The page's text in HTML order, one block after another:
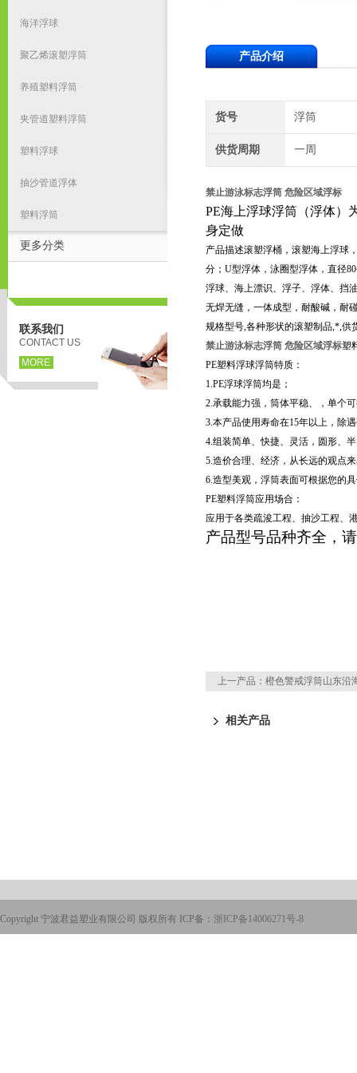
海洋浮球
聚乙烯滚塑浮筒
养殖塑料浮筒
夹管道塑料浮筒
塑料浮球
抽沙管道浮体
塑料浮筒
更多分类
联系我们
CONTACT US
MORE
产品介绍
货号 浮筒
供货周期 一周
禁止游泳标志浮筒 危险区域浮标
PE海上浮球浮筒（浮体）
身定做
产品描述滚塑浮桶，滚塑海上浮球
分；U型浮体，泳圈型浮体，直径
浮球、海上漂识、浮子、浮体、挡
无焊无缝，一体成型，耐酸碱，耐
规格型号,各种形状的滚塑制品,*,供
禁止游泳标志浮筒 危险区域浮标塑
PE塑料浮球浮筒特质：
1.PE浮球浮筒均是；
2.承载能力强，筒体平稳、，单个
3.本产品使用寿命在15年以上，除
4.组装简单、快捷、灵活，圆形、
5.造价合理、经济，从长远的观点
6.造型美观，浮筒表面可根据您的
PE塑料浮筒应用场合：
应用于各类疏浚工程、抽沙工程、
产品型号品种齐全，
上一产品： 橙色警戒浮筒山东沿
相关产品
Copyright 宁波君益塑业有限公司 版权所有 ICP备： 浙ICP备14006271号-8